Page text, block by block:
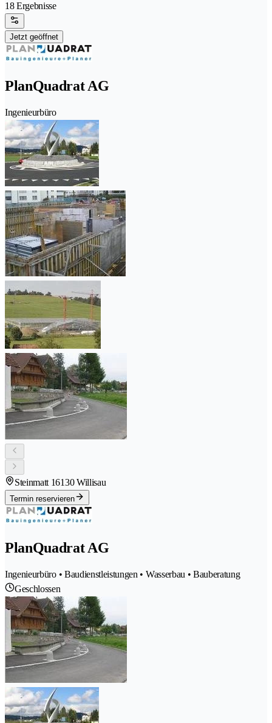
18 Ergebnisse
Jetzt geöffnet
PlanQuadrat AG
Ingenieurbüro
Steinmatt 16130 Willisau
Termin reservieren
PlanQuadrat AG
Ingenieurbüro • Baudienstleistungen • Wasserbau • Bauberatung
Geschlossen